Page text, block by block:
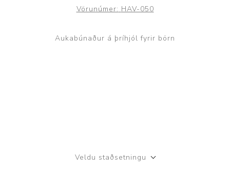
Vörunúmer: HAV-050
Aukabúnaður á þríhjól fyrir börn
Veldu staðsetningu